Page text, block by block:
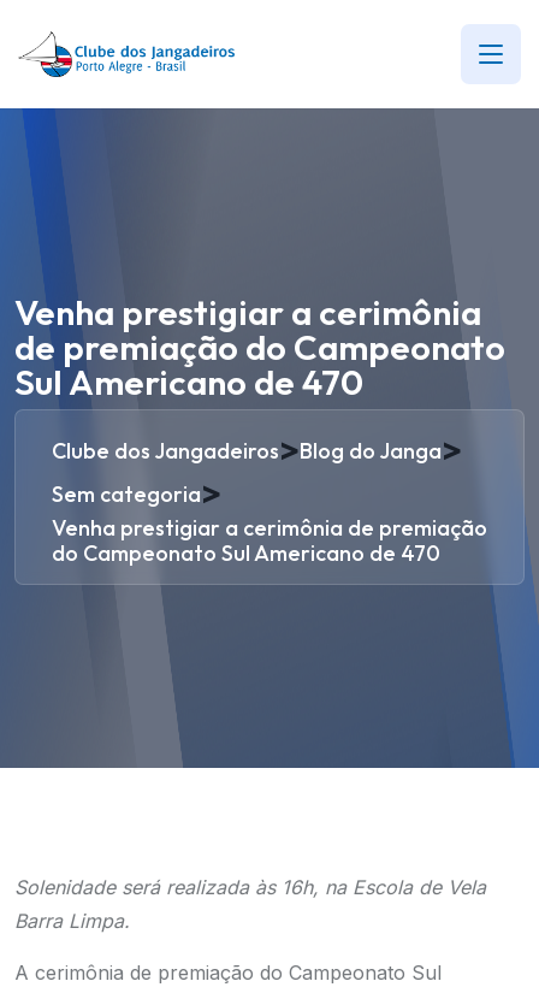
Venha prestigiar a cerimônia
de premiação do Campeonato
Sul Americano de 470
Clube dos Jangadeiros>Blog do Janga>
Sem categoria>
Venha prestigiar a cerimônia de premiação
do Campeonato Sul Americano de 470
Solenidade será realizada às 16h, na Escola de Vela
Barra Limpa.
A cerimônia de premiação do Campeonato Sul